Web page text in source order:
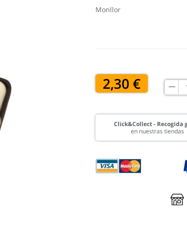
Monllor
2,30 €
Click&Collect - Recogida
en nuestras tiendas